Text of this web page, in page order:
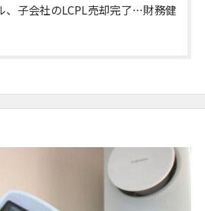
、子会社のLCPL売却完了…財務健